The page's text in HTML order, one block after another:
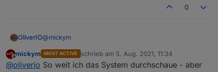
0
OliverIO@mickym
schön wäre eine musterlösung für eine migration.
dann könnte man die genau so in den adapter
Offline
mickym MOST ACTIVE schrieb am 5. Aug. 2021, 11:34
zuletzt editiert von
@oliverio So weit ich das System durchschaue - aber